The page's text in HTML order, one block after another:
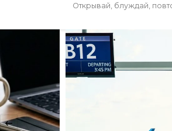
Открывай, блуждай,
‹